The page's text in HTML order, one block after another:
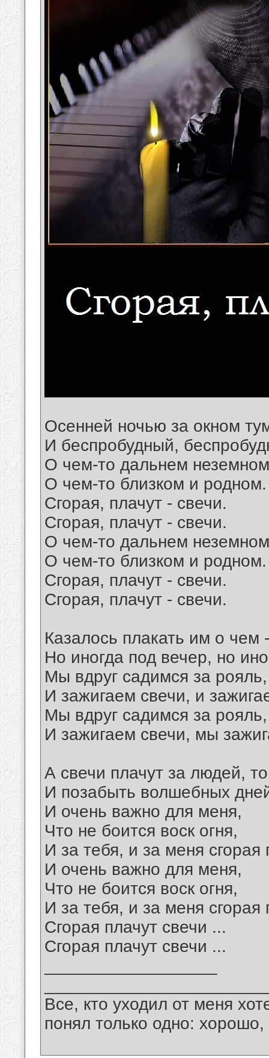
Осенней ночью за окном
И беспробудный,
О чем-то дальнем
О чем-то близком и родном.
Сгорая, плачут - свечи.
Сгорая, плачут - свечи.
О чем-то дальнем
О чем-то близком и родном.
Сгорая, плачут - свечи.
Сгорая, плачут - свечи.
Казалось плакать им о
Но иногда под вечер, но
Мы вдруг садимся за
И зажигаем свечи, и
Мы вдруг садимся за
И зажигаем свечи, мы
А свечи плачут за людей,
И позабыть волшебных
И очень важно для меня,
Что не боится воск огня,
И за тебя, и за меня сгорая
И очень важно для меня,
Что не боится воск огня,
И за тебя, и за меня сгорая
Сгорая плачут свечи ...
Сгорая плачут свечи ...
Все, кто уходил от меня
понял только одно: